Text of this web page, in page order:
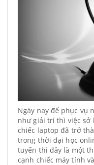
Ngày nay để phục vụ
như giải trí thì việc sở
chiếc laptop đã trở
trong thời đại học
tuyến thì đây là một
cạnh chiếc máy tính